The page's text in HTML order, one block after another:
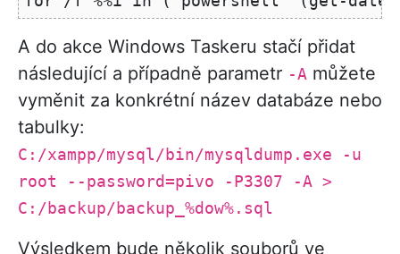
A do akce Windows Taskeru stačí přidat
následující a případně parametr -A můžete
vyměnit za konkrétní název databáze nebo
tabulky:
C:/xampp/mysql/bin/mysqldump.exe -u
root --password=pivo -P3307 -A >
C:/backup/backup_%dow%.sql
Výsledkem bude několik souborů ve